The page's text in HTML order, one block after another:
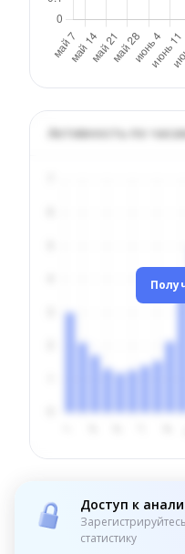
Активность по
Доступ к
статистику